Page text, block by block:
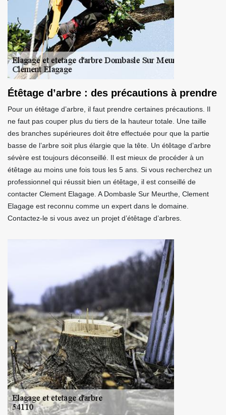
Étêtage d’arbre : des précautions à prendre
Pour un étêtage d’arbre, il faut prendre certaines précautions. Il
ne faut pas couper plus du tiers de la hauteur totale. Une taille
des branches supérieures doit être effectuée pour que la partie
basse de l’arbre soit plus élargie que la tête. Un étêtage d’arbre
sévère est toujours déconseillé. Il est mieux de procéder à un
étêtage au moins une fois tous les 5 ans. Si vous recherchez un
professionnel qui réussit bien un étêtage, il est conseillé de
contacter Clement Elagage. A Dombasle Sur Meurthe, Clement
Elagage est reconnu comme un expert dans le domaine.
Contactez-le si vous avez un projet d’étêtage d’arbres.